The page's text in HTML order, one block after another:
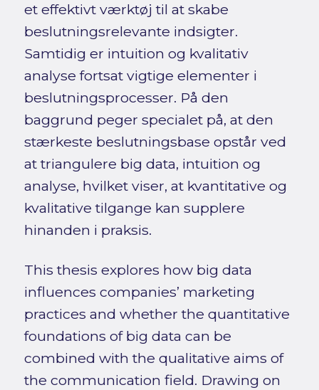
et effektivt værktøj til at skabe
beslutningsrelevante indsigter.
Samtidig er intuition og kvalitativ
analyse fortsat vigtige elementer i
beslutningsprocesser. På den
baggrund peger specialet på, at den
stærkeste beslutningsbase opstår ved
at triangulere big data, intuition og
analyse, hvilket viser, at kvantitative og
kvalitative tilgange kan supplere
hinanden i praksis.
This thesis explores how big data
influences companies’ marketing
practices and whether the quantitative
foundations of big data can be
combined with the qualitative aims of
the communication field. Drawing on